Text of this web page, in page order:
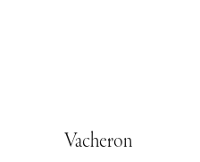
Vacheron